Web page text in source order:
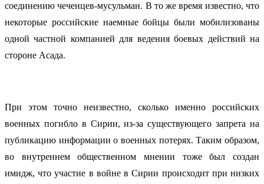
соединению чеченцев-мусульман. В то же время известно, что
некоторые российские наемные бойцы были мобилизованы
одной частной компанией для ведения боевых действий на
стороне Асада.
При этом точно неизвестно, сколько именно российских
военных погибло в Сирии, из-за существующего запрета на
публикацию информации о военных потерях. Таким образом,
во внутреннем общественном мнении тоже был создан
имидж, что участие в войне в Сирии происходит при низких